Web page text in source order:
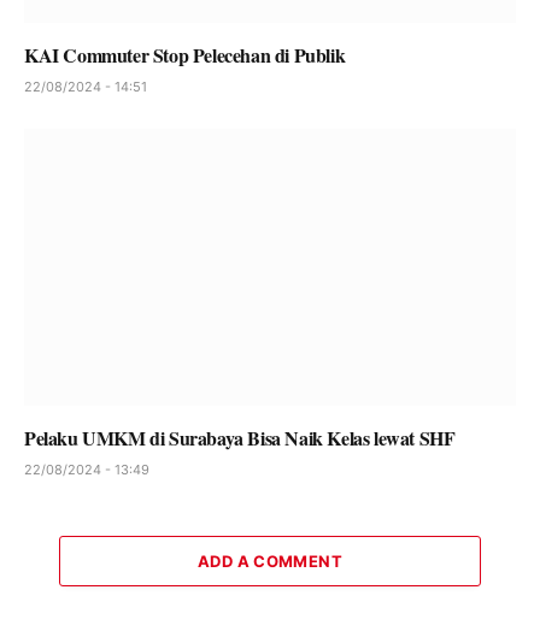
KAI Commuter Stop Pelecehan di Publik
22/08/2024 - 14:51
Pelaku UMKM di Surabaya Bisa Naik Kelas lewat SHF
22/08/2024 - 13:49
ADD A COMMENT